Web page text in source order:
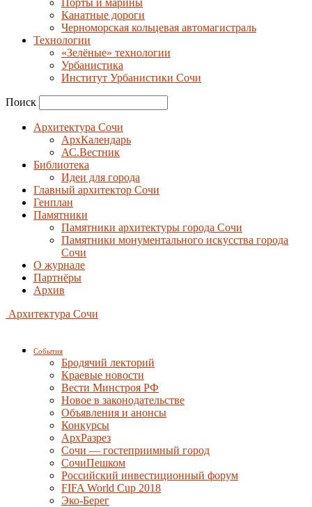
Порты и марины
Канатные дороги
Черноморская кольцевая автомагистраль
Технологии
«Зелёные» технологии
Урбанистика
Институт Урбанистики Сочи
Поиск
Архитектура Сочи
АрхКалендарь
АС.Вестник
Библиотека
Идеи для города
Главный архитектор Сочи
Генплан
Памятники
Памятники архитектуры города Сочи
Памятники монументального искусства города
Сочи
О журнале
Партнёры
Архив
Архитектура Сочи
События
Бродячий лекторий
Краевые новости
Вести Минстроя РФ
Новое в законодательстве
Объявления и анонсы
Конкурсы
АрхРазрез
Сочи — гостеприимный город
СочиПешком
Российский инвестиционный форум
FIFA World Cup 2018
Эко-Берег